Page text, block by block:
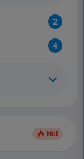
2
4
Hot